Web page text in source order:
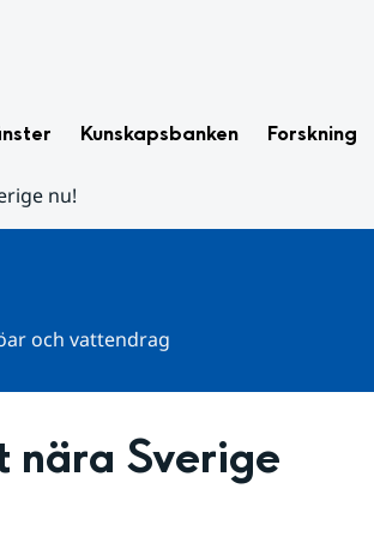
Kunskapsbanken Forskning
nu!
och vattendrag
nära Sverige